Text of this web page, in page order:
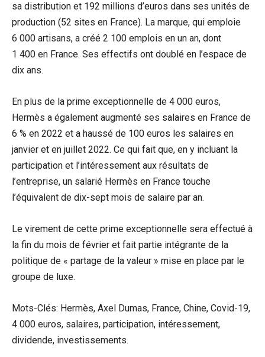
sa distribution et 192 millions d’euros dans ses unités de
production (52 sites en France). La marque, qui emploie
6 000 artisans, a créé 2 100 emplois en un an, dont
1 400 en France. Ses effectifs ont doublé en l’espace de
dix ans.
En plus de la prime exceptionnelle de 4 000 euros,
Hermès a également augmenté ses salaires en France de
6 % en 2022 et a haussé de 100 euros les salaires en
janvier et en juillet 2022. Ce qui fait que, en y incluant la
participation et l’intéressement aux résultats de
l’entreprise, un salarié Hermès en France touche
l’équivalent de dix-sept mois de salaire par an.
Le virement de cette prime exceptionnelle sera effectué à
la fin du mois de février et fait partie intégrante de la
politique de « partage de la valeur » mise en place par le
groupe de luxe.
Mots-Clés: Hermès, Axel Dumas, France, Chine, Covid-19,
4 000 euros, salaires, participation, intéressement,
dividende, investissements.